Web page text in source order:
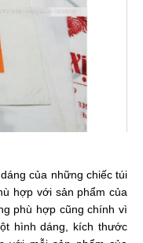
của những chiếc túi
hợp với sản phẩm của
phù hợp cũng chính vì
hình dáng, kích thước